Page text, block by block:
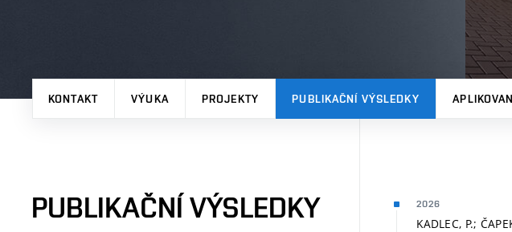
KONTAKT VÝUKA PROJEKTY PUBLIKAČNÍ VÝSLEDKY
PUBLIKAČNÍ VÝSLEDKY 2026
KADLEC, P.;